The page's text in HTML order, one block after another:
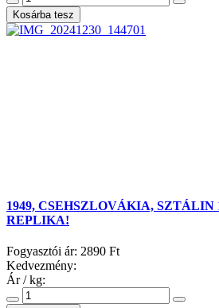
1949, CSEHSZLOVÁKIA, SZTÁLIN
REPLIKA!
Fogyasztói ár: 2890 Ft
Kedvezmény:
Ár / kg: